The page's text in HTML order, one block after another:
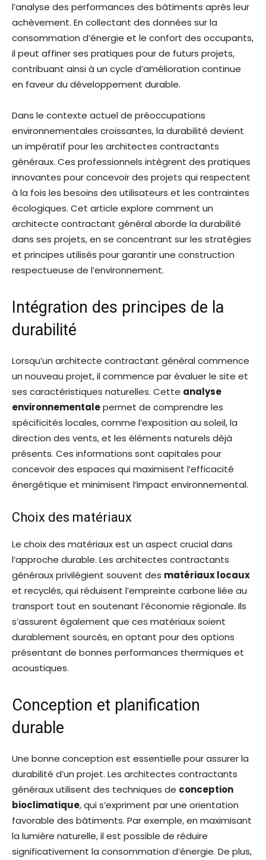
l’analyse des performances des bâtiments après leur
achèvement. En collectant des données sur la
consommation d’énergie et le confort des occupants,
il peut affiner ses pratiques pour de futurs projets,
contribuant ainsi à un cycle d’amélioration continue
en faveur du développement durable.
Dans le contexte actuel de préoccupations
environnementales croissantes, la durabilité devient
un impératif pour les architectes contractants
généraux. Ces professionnels intègrent des pratiques
innovantes pour concevoir des projets qui respectent
à la fois les besoins des utilisateurs et les contraintes
écologiques. Cet article explore comment un
architecte contractant général aborde la durabilité
dans ses projets, en se concentrant sur les stratégies
et principes utilisés pour garantir une construction
respectueuse de l’environnement.
Intégration des principes de la
durabilité
Lorsqu’un architecte contractant général commence
un nouveau projet, il commence par évaluer le site et
ses caractéristiques naturelles. Cette analyse
environnementalepermet de comprendre les
spécificités locales, comme l’exposition au soleil, la
direction des vents, et les éléments naturels déjà
présents. Ces informations sont capitales pour
concevoir des espaces qui maximisent l’efficacité
énergétique et minimisent l’impact environnemental.
Choix des matériaux
Le choix des matériaux est un aspect crucial dans
l’approche durable. Les architectes contractants
généraux privilégient souvent des matériaux locaux
et recyclés, qui réduisent l’empreinte carbone liée au
transport tout en soutenant l’économie régionale. Ils
s’assurent également que ces matériaux soient
durablement sourcés, en optant pour des options
présentant de bonnes performances thermiques et
acoustiques.
Conception et planification
durable
Une bonne conception est essentielle pour assurer la
durabilité d’un projet. Les architectes contractants
généraux utilisent des techniques de conception
bioclimatique, qui s’expriment par une orientation
favorable des bâtiments. Par exemple, en maximisant
la lumière naturelle, il est possible de réduire
significativement la consommation d’énergie. De plus,